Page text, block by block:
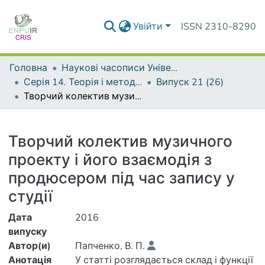
Увійти ISSN 2310-8290
Головна
Наукові часописи Університету
Серія 14. Теорія і методика мистецької освіти
Випуск 21 (26)
Творчий колектив музичного проекту і його взаємодія з продюсером під час запису у студії
Творчий колектив музичного
проекту і його взаємодія з
продюсером під час запису у
студії
Дата
випуску
2016
Автор(и)
Папченко, В. П.
Анотація
У статті розглядається склад і функції